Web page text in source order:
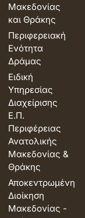
Μακεδονίας
και Θράκης
Περιφερειακή
Ενότητα
Δράμας
Ειδική
Υπηρεσίας
Διαχείρισης
Ε.Π.
Περιφέρειας
Ανατολικής
Μακεδονίας &
Θράκης
Αποκεντρωμένη
Διοίκηση
Μακεδονίας -